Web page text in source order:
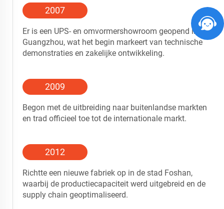
2007
Er is een UPS- en omvormershowroom geopend in
Guangzhou, wat het begin markeert van technische
demonstraties en zakelijke ontwikkeling.
2009
Begon met de uitbreiding naar buitenlandse markten
en trad officieel toe tot de internationale markt.
2012
Richtte een nieuwe fabriek op in de stad Foshan,
waarbij de productiecapaciteit werd uitgebreid en de
supply chain geoptimaliseerd.